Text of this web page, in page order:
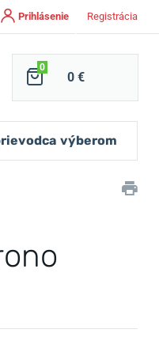
Prihlásenie Registrácia
0
0 €
výberom